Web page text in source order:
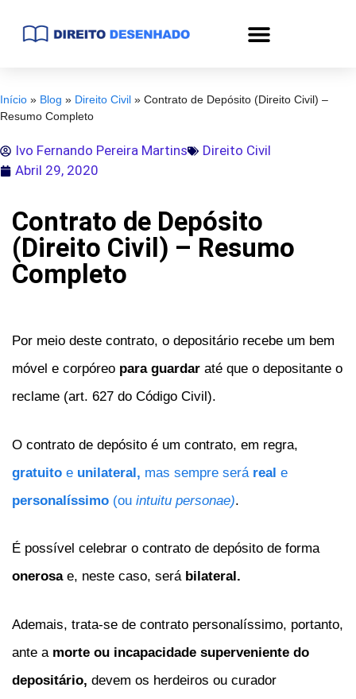
Início » Blog » Direito Civil » Contrato de Depósito (Direito Civil) –
Resumo Completo
Ivo Fernando Pereira Martins
Direito Civil
Abril 29, 2020
Contrato de Depósito
(Direito Civil) – Resumo
Completo
Por meio deste contrato, o depositário recebe um bem
móvel e corpóreo para guardar até que o depositante o
reclame (art. 627 do Código Civil).
O contrato de depósito é um contrato, em regra,
gratuito e unilateral, mas sempre será real e
personalíssimo (ou intuitu personae).
É possível celebrar o contrato de depósito de forma
onerosa e, neste caso, será bilateral.
Ademais, trata-se de contrato personalíssimo, portanto,
ante a morte ou incapacidade superveniente do
depositário, devem os herdeiros ou curador